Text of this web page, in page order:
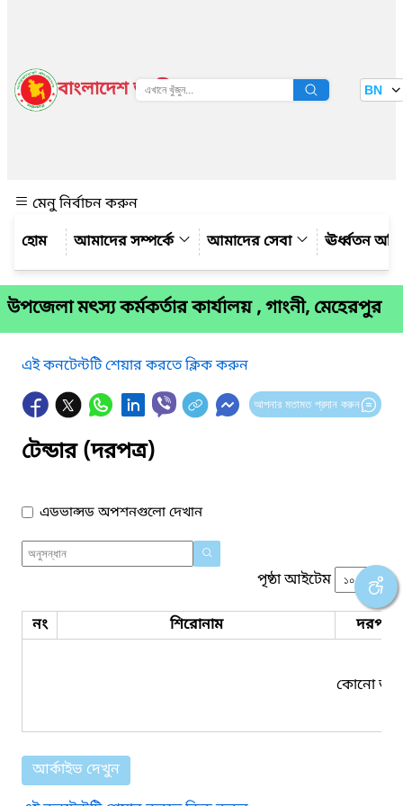
বাংলাদেশ জাতীয় তথ্য বাতায়ন BN
মেনু নির্বাচন করুন
আমাদের সম্পর্কে
আমাদের সেবা ঊর্ধ্বতন
উপজেলা মৎস্য কর্মকর্তার কার্যালয় , গাংনী, মেহেরপুর
এই কনটেন্টটি শেয়ার করতে ক্লিক করুন
আপনার মতামত প্রদান করুন
টেন্ডার (দরপত্র)
এডভান্সড অপশনগুলো দেখান
পৃষ্ঠা আইটেম
নং শিরোনাম দরপত্র
কোনো তথ্য
আর্কাইভ দেখুন